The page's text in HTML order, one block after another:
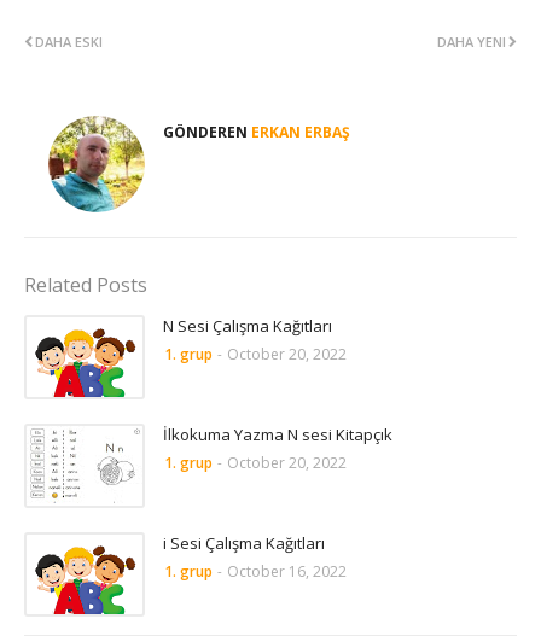
DAHA YENI
DAHA ESKI
GÖNDEREN ERKAN ERBAŞ
Related Posts
N Sesi Çalışma Kağıtları
1. grup - October 20, 2022
İlkokuma Yazma N sesi Kitapçık
1. grup - October 20, 2022
i Sesi Çalışma Kağıtları
1. grup - October 16, 2022